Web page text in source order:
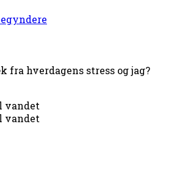
hverdagens stress og jag?